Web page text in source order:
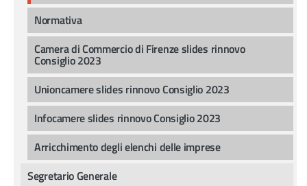
Normativa
Camera di Commercio di Firenze slides rinnovo
Consiglio 2023
Unioncamere slides rinnovo Consiglio 2023
Infocamere slides rinnovo Consiglio 2023
Arricchimento degli elenchi delle imprese
Segretario Generale